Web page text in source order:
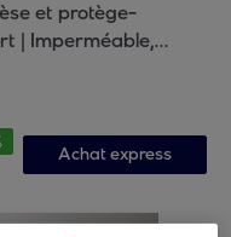
et protège-
| Imperméable,
Achat express